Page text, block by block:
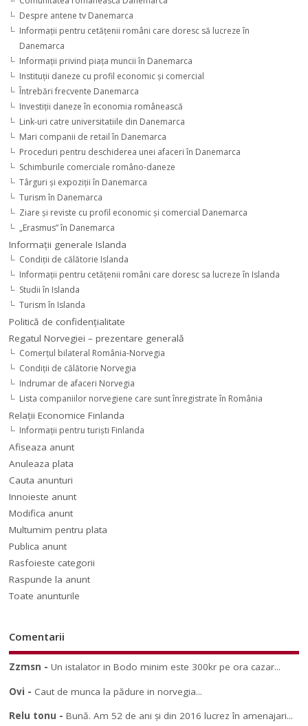
Despre antene tv Danemarca
Informaţii pentru cetăţenii români care doresc să lucreze în
Danemarca
Informaţii privind piaţa muncii în Danemarca
Instituţii daneze cu profil economic şi comercial
Întrebări frecvente Danemarca
Investiţii daneze în economia românească
Link-uri catre universitatiile din Danemarca
Mari companii de retail în Danemarca
Proceduri pentru deschiderea unei afaceri în Danemarca
Schimburile comerciale româno-daneze
Târguri şi expoziţii în Danemarca
Turism în Danemarca
Ziare şi reviste cu profil economic şi comercial Danemarca
„Erasmus” în Danemarca
Informaţii generale Islanda
Condiţii de călătorie Islanda
Informaţii pentru cetăţenii români care doresc sa lucreze în Islanda
Studii în Islanda
Turism în Islanda
Politică de confidențialitate
Regatul Norvegiei – prezentare generală
Comerţul bilateral România-Norvegia
Condiții de călătorie Norvegia
Indrumar de afaceri Norvegia
Lista companiilor norvegiene care sunt înregistrate în România
Relaţii Economice Finlanda
Informaţii pentru turişti Finlanda
Afiseaza anunt
Anuleaza plata
Cauta anunturi
Innoieste anunt
Modifica anunt
Multumim pentru plata
Publica anunt
Rasfoieste categorii
Raspunde la anunt
Toate anunturile
Comentarii
Zzmsn -Un istalator in Bodo minim este 300kr pe ora cazar...
Ovi - Caut de munca la pădure in norvegia...
Relu tonu -Bună. Am 52 de ani și din 2016 lucrez în amenajari...